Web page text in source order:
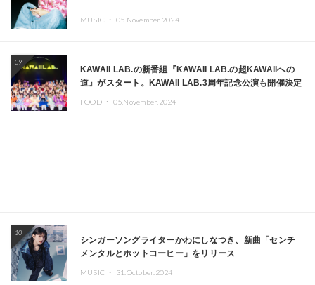
MUSIC ・ 05.November.2024
09
KAWAII LAB.の新番組『KAWAII LAB.の超KAWAIIへの
道』がスタート。KAWAII LAB.3周年記念公演も開催決定
FOOD ・ 05.November.2024
10
シンガーソングライターかわにしなつき、新曲「センチ
メンタルとホットコーヒー」をリリース
MUSIC ・ 31.October.2024